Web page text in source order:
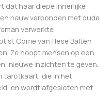
dat haar diepe innerlijke
nauw verbonden met oude
verwerkte
Corrie van Hese Balten
Ze hoopt mensen op een
nieuwe inzichten te geven.
tarotkaart, die in het
en wordt afgesloten met